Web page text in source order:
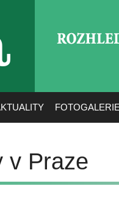
v Praze